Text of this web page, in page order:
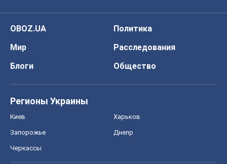
OBOZ.UA
Политика
Мир
Расследования
Блоги
Общество
Регионы Украины
Киев Харьков
Запорожье Днепр
Черкассы